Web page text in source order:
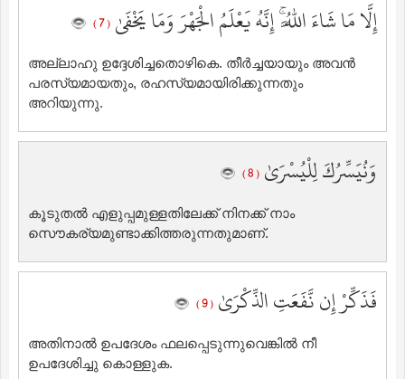
إِلَّا مَا شَاءَ اللَّهُ ۚ إِنَّهُ يَعْلَمُ الْجَهْرَ وَمَا يَخْفَىٰ ( 7 )
അല്ലാഹു ഉദ്ദേശിച്ചതൊഴികെ. തീര്‍ച്ചയായും അവന്‍
പരസ്യമായതും, രഹസ്യമായിരിക്കുന്നതും
അറിയുന്നു.
وَنُيَسِّرُكَ لِلْيُسْرَىٰ ( 8 )
കൂടുതല്‍ എളുപ്പമുള്ളതിലേക്ക് നിനക്ക് നാം
സൌകര്യമുണ്ടാക്കിത്തരുന്നതുമാണ്‌.
فَذَكِّرْ إِن نَّفَعَتِ الذِّكْرَىٰ ( 9 )
അതിനാല്‍ ഉപദേശം ഫലപ്പെടുന്നുവെങ്കില്‍ നീ
ഉപദേശിച്ചു കൊള്ളുക.